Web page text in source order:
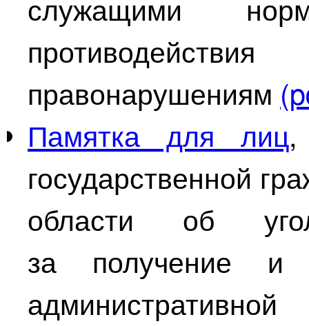
служащими
правонарушениям
Памятка для лиц,
государственной
области об
за получение